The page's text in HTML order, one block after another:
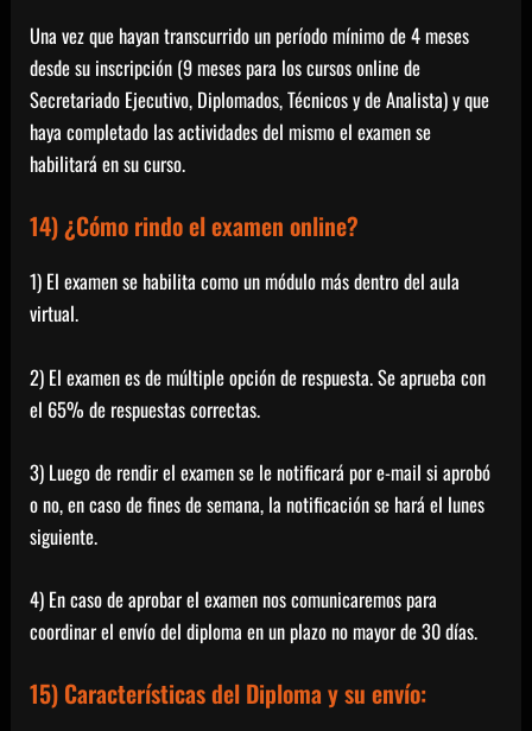
Una vez que hayan transcurrido un período mínimo de 4 meses
desde su inscripción (9 meses para los cursos online de
Secretariado Ejecutivo, Diplomados, Técnicos y de Analista) y que
haya completado las actividades del mismo el examen se
habilitará en su curso.
14) ¿Cómo rindo el examen online?
1) El examen se habilita como un módulo más dentro del aula
virtual.
2) El examen es de múltiple opción de respuesta. Se aprueba con
el 65% de respuestas correctas.
3) Luego de rendir el examen se le notificará por e-mail si aprobó
o no, en caso de fines de semana, la notificación se hará el lunes
siguiente.
4) En caso de aprobar el examen nos comunicaremos para
coordinar el envío del diploma en un plazo no mayor de 30 días.
15) Características del Diploma y su envío: